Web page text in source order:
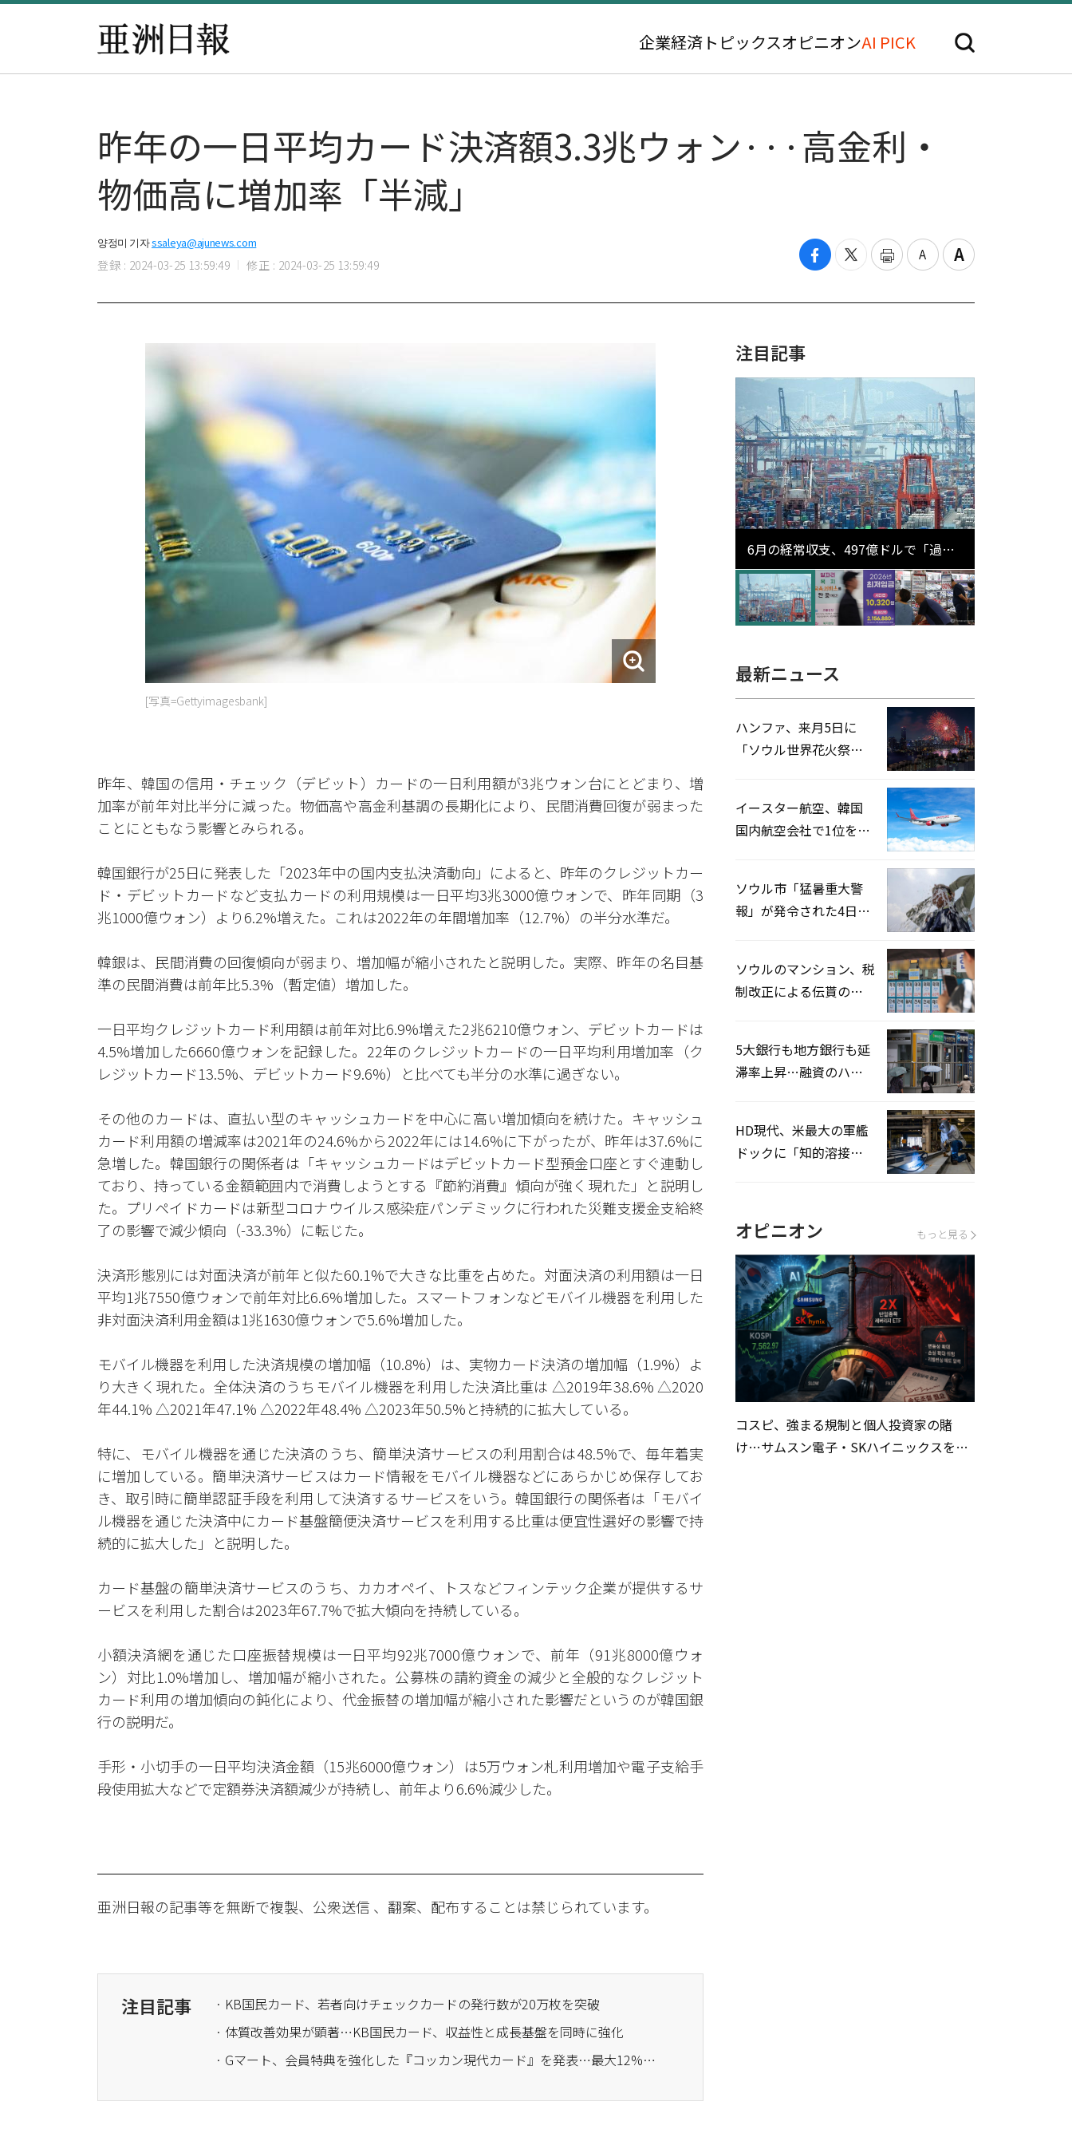
企業経済 トピックスオピニオンAI PICK
昨年の一日平均カード決済額3.3兆ウォン···高金利・
物価高に増加率「半減」
양정미 기자ssaleya@ajunews.com
登録 : 2024-03-25 13:59:49 修正 : 2024-03-25 13:59:49
[写真=Gettyimagesbank]
昨年、韓国の信用・チェック（デビット）カードの一日利用額が3兆ウォン台にとどまり、増
加率が前年対比半分に減った。物価高や高金利基調の長期化により、民間消費回復が弱まった
ことにともなう影響とみられる。
韓国銀行が25日に発表した「2023年中の国内支払決済動向」によると、昨年のクレジットカー
ド・デビットカードなど支払カードの利用規模は一日平均3兆3000億ウォンで、昨年同期（3
兆1000億ウォン）より6.2%増えた。これは2022年の年間増加率（12.7%）の半分水準だ。
韓銀は、民間消費の回復傾向が弱まり、増加幅が縮小されたと説明した。実際、昨年の名目基
準の民間消費は前年比5.3%（暫定値）増加した。
一日平均クレジットカード利用額は前年対比6.9%増えた2兆6210億ウォン、デビットカードは
4.5%増加した6660億ウォンを記録した。22年のクレジットカードの一日平均利用増加率（ク
レジットカード13.5%、デビットカード9.6%）と比べても半分の水準に過ぎない。
その他のカードは、直払い型のキャッシュカードを中心に高い増加傾向を続けた。キャッシュ
カード利用額の増減率は2021年の24.6%から2022年には14.6%に下がったが、昨年は37.6%に
急増した。韓国銀行の関係者は「キャッシュカードはデビットカード型預金口座とすぐ連動し
ており、持っている金額範囲内で消費しようとする『節約消費』傾向が強く現れた」と説明し
た。プリペイドカードは新型コロナウイルス感染症パンデミックに行われた災難支援金支給終
了の影響で減少傾向（-33.3%）に転じた。
決済形態別には対面決済が前年と似た60.1%で大きな比重を占めた。対面決済の利用額は一日
平均1兆7550億ウォンで前年対比6.6%増加した。スマートフォンなどモバイル機器を利用した
非対面決済利用金額は1兆1630億ウォンで5.6%増加した。
モバイル機器を利用した決済規模の増加幅（10.8%）は、実物カード決済の増加幅（1.9%）よ
り大きく現れた。全体決済のうちモバイル機器を利用した決済比重は △2019年38.6% △2020
年44.1% △2021年47.1% △2022年48.4% △2023年50.5%と持続的に拡大している。
特に、モバイル機器を通じた決済のうち、簡単決済サービスの利用割合は48.5%で、毎年着実
に増加している。簡単決済サービスはカード情報をモバイル機器などにあらかじめ保存してお
き、取引時に簡単認証手段を利用して決済するサービスをいう。韓国銀行の関係者は「モバイ
ル機器を通じた決済中にカード基盤簡便決済サービスを利用する比重は便宜性選好の影響で持
続的に拡大した」と説明した。
カード基盤の簡単決済サービスのうち、カカオペイ、トスなどフィンテック企業が提供するサ
ービスを利用した割合は2023年67.7%で拡大傾向を持続している。
小額決済網を通じた口座振替規模は一日平均92兆7000億ウォンで、前年（91兆8000億ウォ
ン）対比1.0%増加し、増加幅が縮小された。公募株の請約資金の減少と全般的なクレジット
カード利用の増加傾向の鈍化により、代金振替の増加幅が縮小された影響だというのが韓国銀
行の説明だ。
手形・小切手の一日平均決済金額（15兆6000億ウォン）は5万ウォン札利用増加や電子支給手
段使用拡大などで定額券決済額減少が持続し、前年より6.6%減少した。
亜洲日報の記事等を無断で複製、公衆送信 、翻案、配布することは禁じられています。
注目記事
· KB国民カード、若者向けチェックカードの発行数が20万枚を突破
· 体質改善効果が顕著…KB国民カード、収益性と成長基盤を同時に強化
· Gマート、会員特典を強化した『コッカン現代カード』を発表…最大12%還元
注目記事
6月の経常収支、497億ドルで「過去
最大」…輸出が初の1000億ドル突破
最新ニュース
ハンファ、来月5日に
「ソウル世界花火祭り
イースター航空、韓国
国内航空会社で1位を記
ソウル市「猛暑重大警
報」が発令された4日、
ソウルのマンション、税
制改正による伝貰の月
5大銀行も地方銀行も延
滞率上昇…融資のハー
HD現代、米最大の軍艦
ドックに「知的溶接」
オピニオン もっと見る
コスピ、強まる規制と個人投資家の賭
け…サムスン電子・SKハイニックスを巡